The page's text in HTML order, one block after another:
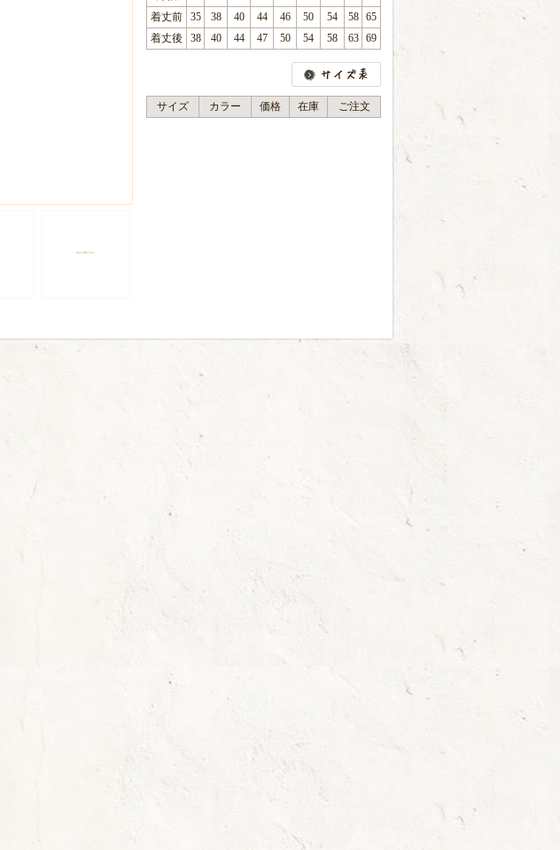
着丈前
35 38 40 44 46 50 54 58
65
着丈後
38 40 44 47 50 54 58 63 69
サイズ カラー 価格 在庫 ご注文